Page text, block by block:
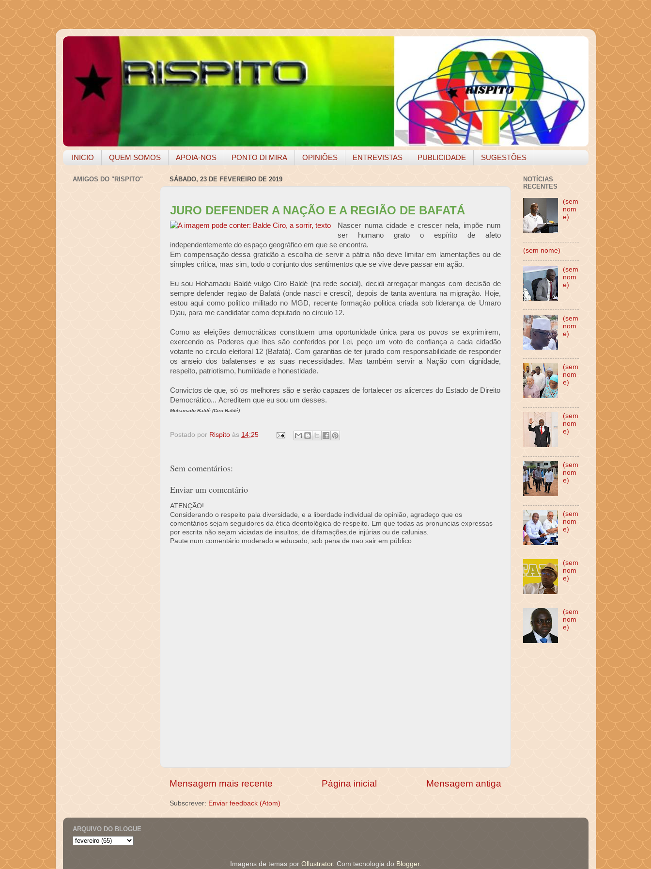
INICIO QUEM SOMOS APOIA-NOS PONTO DI MIRA OPINIÕES ENTREVISTAS PUBLICIDADE SUGESTÕES
SÁBADO, 23 DE FEVEREIRO DE 2019
JURO DEFENDER A NAÇÃO E A REGIÃO DE BAFATÁ
Nascer numa cidade e crescer nela, impõe num
ser humano grato o espírito de afeto
independentemente do espaço geográfico em que se encontra.
Em compensação dessa gratidão a escolha de servir a pátria não deve limitar em lamentações ou de
simples critica, mas sim, todo o conjunto dos sentimentos que se vive deve passar em ação.
Eu sou Hohamadu Baldé vulgo Ciro Baldé (na rede social), decidi arregaçar mangas com decisão de
sempre defender regiao de Bafatá (onde nasci e cresci), depois de tanta aventura na migração. Hoje,
estou aqui como politico militado no MGD, recente formação politica criada sob liderança de Umaro
Djau, para me candidatar como deputado no circulo 12.
Como as eleições democráticas constituem uma oportunidade única para os povos se exprimirem,
exercendo os Poderes que lhes são conferidos por Lei, peço um voto de confiança a cada cidadão
votante no circulo eleitoral 12 (Bafatá). Com garantias de ter jurado com responsabilidade de responder
os anseio dos bafatenses e as suas necessidades. Mas também servir a Nação com dignidade,
respeito, patriotismo, humildade e honestidade.
Convictos de que, só os melhores são e serão capazes de fortalecer os alicerces do Estado de Direito
Democrático... Acreditem que eu sou um desses.
Mohamadu Baldé (Ciro Baldé)
Postado por Rispito às 14:25
Sem comentários:
Enviar um comentário
ATENÇÃO!
Considerando o respeito pala diversidade, e a liberdade individual de opinião, agradeço que os
comentários sejam seguidores da ética deontológica de respeito. Em que todas as pronuncias expressas
por escrita não sejam viciadas de insultos, de difamações,de injúrias ou de calunias.
Paute num comentário moderado e educado, sob pena de nao sair em público
Mensagem mais recente Mensagem antiga
Página inicial
Subscrever: Enviar feedback (Atom)
AMIGOS DO "RISPITO"
NOTÍCIAS
RECENTES
(sem
nom
e)
(sem nome)
(sem
nom
e)
(sem
nom
e)
(sem
nom
e)
(sem
nom
e)
(sem
nom
e)
(sem
nom
e)
(sem
nom
e)
(sem
nom
e)
ARQUIVO DO BLOGUE
Imagens de temas por Ollustrator. Com tecnologia do Blogger.